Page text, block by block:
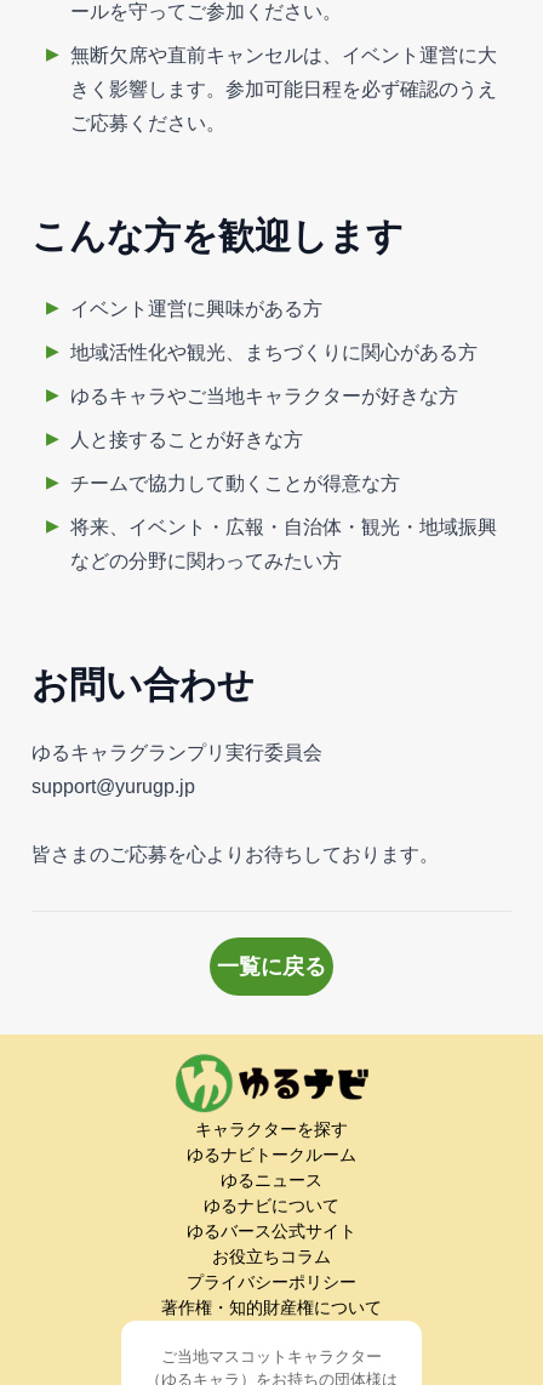
ールを守ってご参加ください。
無断欠席や直前キャンセルは、イベント運営に大
きく影響します。参加可能日程を必ず確認のうえ
ご応募ください。
こんな方を歓迎します
イベント運営に興味がある方
地域活性化や観光、まちづくりに関心がある方
ゆるキャラやご当地キャラクターが好きな方
人と接することが好きな方
チームで協力して動くことが得意な方
将来、イベント・広報・自治体・観光・地域振興
などの分野に関わってみたい方
お問い合わせ
ゆるキャラグランプリ実行委員会
support@yurugp.jp
皆さまのご応募を心よりお待ちしております。
一覧に戻る
キャラクターを探す
ゆるナビトークルーム
ゆるニュース
ゆるナビについて
ゆるバース公式サイト
お役立ちコラム
プライバシーポリシー
著作権・知的財産権について
ご当地マスコットキャラクター
（ゆるキャラ）をお持ちの団体様は